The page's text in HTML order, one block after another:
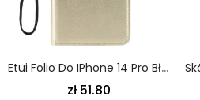
Etui Folio Do IPhone 14 Pro Błyszcząca Sztuczna Skóra
zł 51.80